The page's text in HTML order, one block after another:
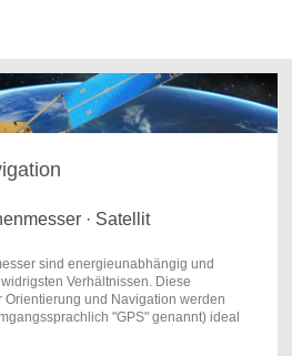
· Satellit
sind energieunabhängig und
Verhältnissen. Diese
und Navigation werden
"GPS" genannt) ideal